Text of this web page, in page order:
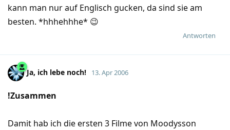
kann man nur auf Englisch gucken, da sind sie am
besten. *hhhehhhe* 😉
Antworten
Ja, ich lebe noch! 13. Apr 2006
!Zusammen
Damit hab ich die ersten 3 Filme von Moodysson